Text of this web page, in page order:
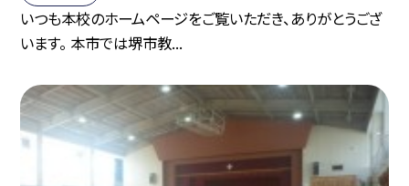
いつも本校のホームページをご覧いただき、ありがとうござ
います。 本市では堺市教...